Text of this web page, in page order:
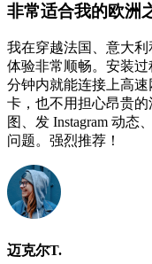
非常适合我的欧洲
我在穿越法国、意大利
体验非常顺畅。安装
分钟内就能连接上高
卡，也不用担心昂贵
图、发 Instagram 动态
问题。强烈推荐！
迈克尔T.